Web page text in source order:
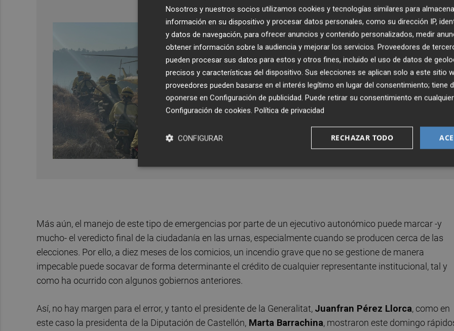
Comunitat Valenciana
Nuevo examen del PP con las
emergencias: los incendios,
un factor clave en año
preelectoral
Ximo Aguar
Más aún, el manejo de este tipo de emergencias por parte de un ejecutivo autonómico puede marcar -y
mucho- el veredicto final de la ciudadanía en las urnas, especialmente cuando se producen cerca de las
elecciones. Por ello, a diez meses de los comicios, un incendio grave que no se gestione de manera
impecable puede socavar de forma determinante el crédito de cualquier representante institucional, tal y
como ha ocurrido con algunos gobiernos anteriores.
Así, no hay margen para el error, y tanto el presidente de la Generalitat, Juanfran Pérez Llorca, como en
este caso la presidenta de la Diputación de Castellón, Marta Barrachina, mostraron este domingo
Nosotros y nuestros socios utilizamos cookies y tecnologías similares para
información en su dispositivo y procesar datos personales, como su dirección IP,
y datos de navegación, para ofrecer anuncios y contenido personalizados, medir
obtener información sobre la audiencia y mejorar los servicios. Proveedores de
pueden procesar sus datos para estos y otros fines, incluido el uso de datos de
precisos y características del dispositivo. Sus elecciones se aplican solo a este sitio
proveedores pueden basarse en el interés legítimo en lugar del consentimiento; tiene
oponerse en Configuración de publicidad. Puede retirar su consentimiento en
Configuración de cookies. Política de privacidad
RECHAZAR TODO
CONFIGURAR